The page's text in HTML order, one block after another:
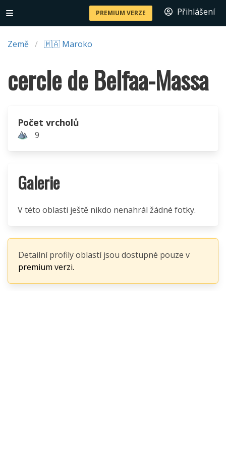
PREMIUM VERZE Přihlášení
Země 🇲🇦 Maroko
cercle de Belfaa-Massa
Počet vrcholů
9
Galerie
V této oblasti ještě nikdo nenahrál žádné fotky.
Detailní profily oblastí jsou dostupné pouze v
premium verzi.